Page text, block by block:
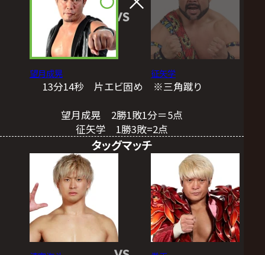
望月成晃
VS
征矢学
13分14秒 片エビ固め ※三角蹴り
望月成晃 2勝1敗1分＝5点
征矢学 1勝3敗=2点
タッグマッチ